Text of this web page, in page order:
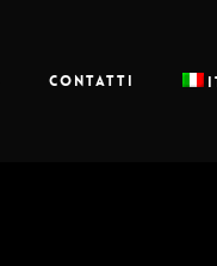
Contatti